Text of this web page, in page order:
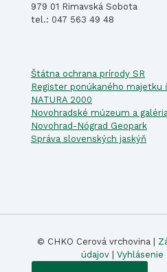
979 01 Rimavská Sobota
tel.: 047 563 49 48
Štátna ochrana prírody SR
Register ponúkaného majetku
NATURA 2000
Novohradské múzeum a
Novohrad-Nógrad Geopark
Správa slovenských jaskýň
© CHKO Cerová vrchovina |
údajov|